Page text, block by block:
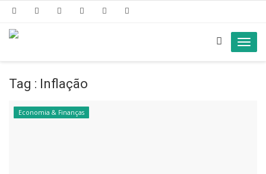
Tag : Inflação
Economia & Finanças